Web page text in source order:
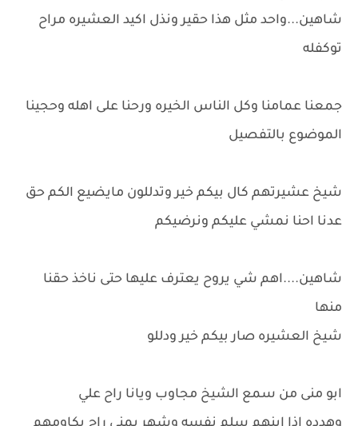
شاهين...واحد مثل هذا حقير ونذل اكيد العشيره مراح
توكفله
جمعنا عمامنا وكل الناس الخيره ورحنا على اهله وحجينا
الموضوع بالتفصيل
شيخ عشيرتهم كال بيكم خير وتدللون مايضيع الكم حق
عدنا احنا نمشي عليكم ونرضيكم
شاهين....اهم شي يروح يعترف عليها حتى ناخذ حقنا
منها
شيخ العشيره صار بيكم خير ودللو
ابو منى من سمع الشيخ مجاوب ويانا راح علي